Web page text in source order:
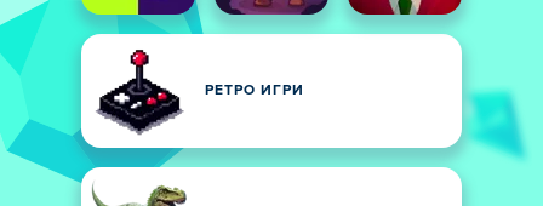
РЕТРО ИГРИ